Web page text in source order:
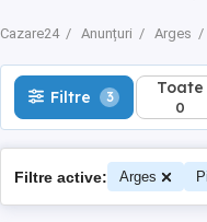
Cazare24 Anunțuri Arges
Filtre 3 Toate
0
Filtre active: Arges